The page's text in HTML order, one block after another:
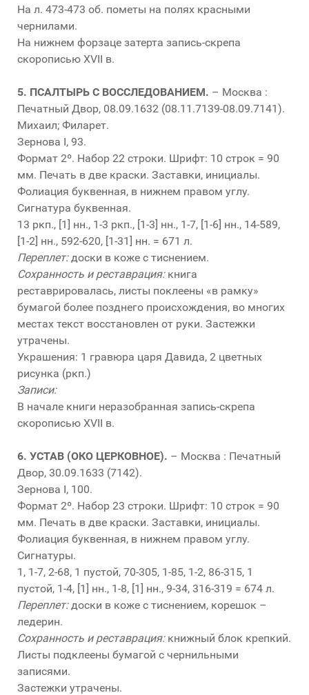
На л. 473-473 об. пометы на полях красными
чернилами.
На нижнем форзаце затерта запись-скрепа
скорописью XVII в.
5. ПСАЛТЫРЬ С ВОССЛЕДОВАНИЕМ. – Москва :
Печатный Двор, 08.09.1632 (08.11.7139-08.09.7141).
Михаил; Филарет.
Зернова I, 93.
Формат 2º. Набор 22 строки. Шрифт: 10 строк = 90
мм. Печать в две краски. Заставки, инициалы.
Фолиация буквенная, в нижнем правом углу.
Сигнатура буквенная.
13 ркп., [1] нн., 1-3 ркп., [1-3] нн., 1-7, [1-6] нн., 14-589,
[1-2] нн., 592-620, [1-31] нн. = 671 л.
Переплет:доски в коже с тиснением.
Сохранность и реставрация:книга
реставрировалась, листы поклеены «в рамку»
бумагой более позднего происхождения, во многих
местах текст восстановлен от руки. Застежки
утрачены.
Украшения: 1 гравюра царя Давида, 2 цветных
рисунка (ркп.)
Записи:
В начале книги неразобранная запись-скрепа
скорописью XVII в.
6. УСТАВ (ОКО ЦЕРКОВНОЕ). – Москва : Печатный
Двор, 30.09.1633 (7142).
Зернова I, 100.
Формат 2º. Набор 23 строки. Шрифт: 10 строк = 90
мм. Печать в две краски. Заставки, инициалы.
Фолиация буквенная, в нижнем правом углу.
Сигнатуры.
1, 1-7, 2-68, 1 пустой, 70-305, 1-85, 1-2, 86-315, 1
пустой, 1-4, [1] нн., 1-8, [1] нн., 9-34, 316-319 = 674 л.
Переплет:доски в коже с тиснением, корешок –
ледерин.
Сохранность и реставрация:книжный блок крепкий.
Листы подклеены бумагой с чернильными
записями.
Застежки утрачены.